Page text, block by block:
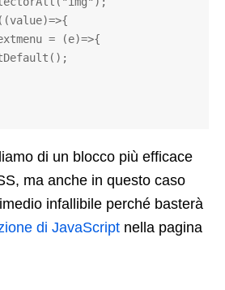
di un blocco più efficace
ma anche in questo caso
infallibile perché basterà
di JavaScript nella pagina